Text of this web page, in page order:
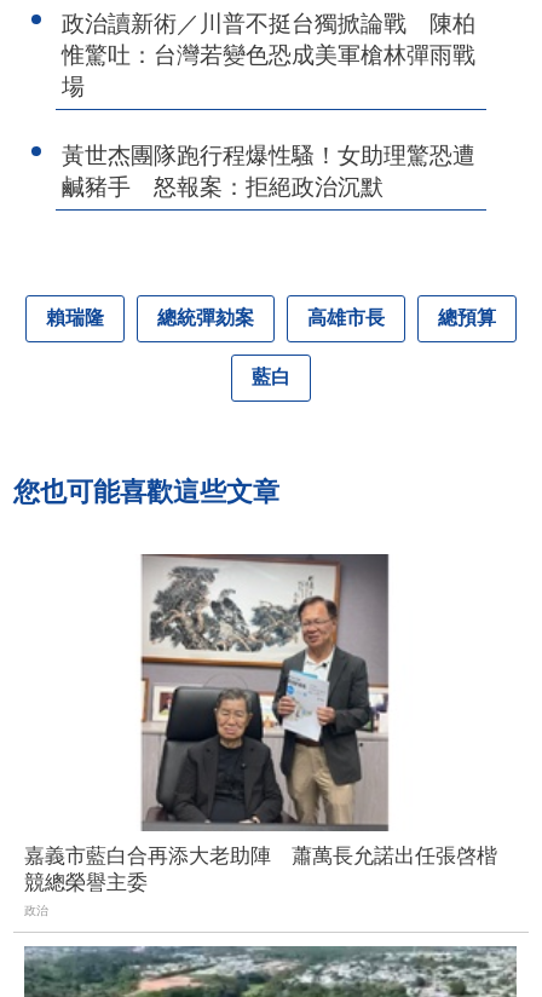
政治讀新術／川普不挺台獨掀論戰 陳柏
惟驚吐：台灣若變色恐成美軍槍林彈雨戰
場
黃世杰團隊跑行程爆性騷！女助理驚恐遭
鹹豬手 怒報案：拒絕政治沉默
賴瑞隆 總統彈劾案 高雄市長 總預算
藍白
您也可能喜歡這些文章
嘉義市藍白合再添大老助陣 蕭萬長允諾出任張啓楷
競總榮譽主委
政治